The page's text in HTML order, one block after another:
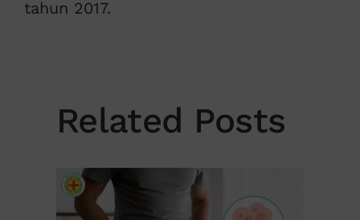
tahun 2017.
Related Posts